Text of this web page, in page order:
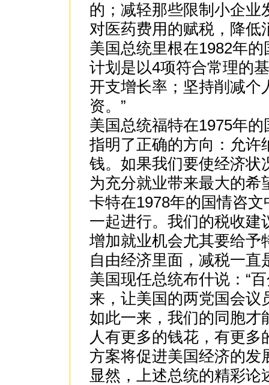
的；减轻那些限制小企业
对医药费用的赋税，降低
美国总统里根在1982年
计划是以4项符合常理的
开支增长率；坚持削减个
资。”
美国总统福特在1975年
指明了正确的方向：允许
钱。如果我们要使经济状
为充分就业带来最大的希
卡特在1978年的国情咨
一起进行。我们的税收建
增加就业机会尤其要给予
自由经济里面，减税一直
美国现任总统布什说：“
来，让美国的两党国会议
如此一来，我们的同胞才
人有更多的钱花，有更
方案将促进美国经济的发
显然，上述总统的精彩